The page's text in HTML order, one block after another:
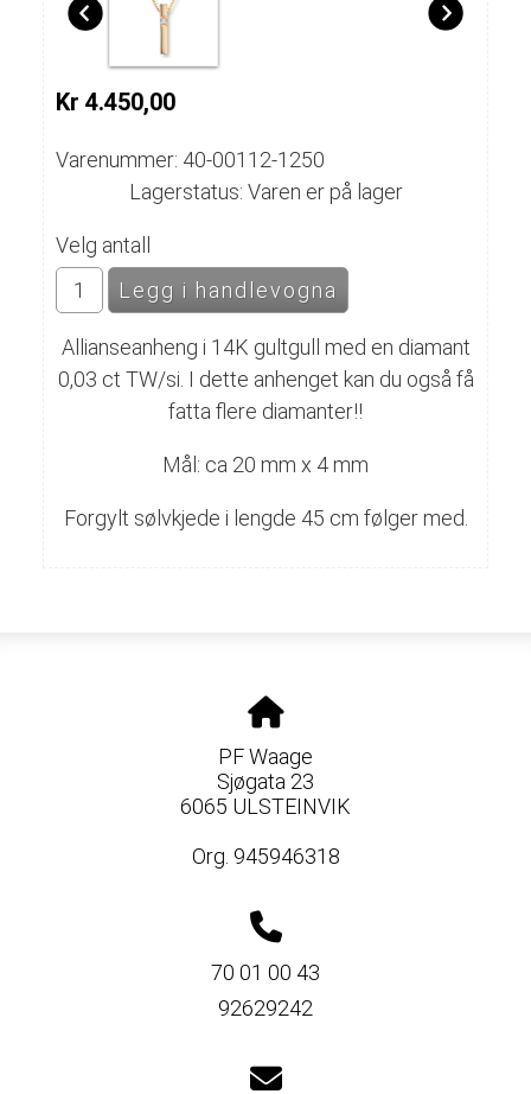
Kr 4.450,00
Varenummer: 40-00112-1250
Lagerstatus: Varen er på lager
Velg antall
Allianseanheng i 14K gultgull med en diamant
0,03 ct TW/si. I dette anhenget kan du også få
fatta flere diamanter!!
Mål: ca 20 mm x 4 mm
Forgylt sølvkjede i lengde 45 cm følger med.
PF Waage
Sjøgata 23
6065 ULSTEINVIK
Org. 945946318
70 01 00 43
92629242